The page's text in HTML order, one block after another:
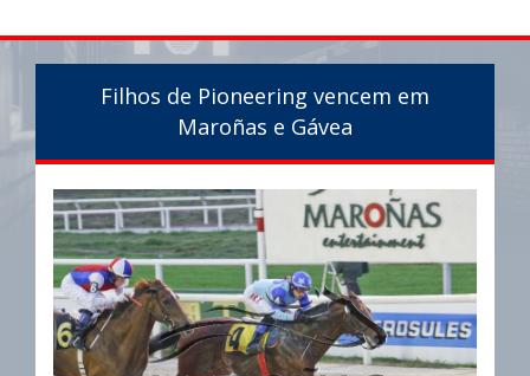
Filhos de Pioneering vencem em
Maroñas e Gávea